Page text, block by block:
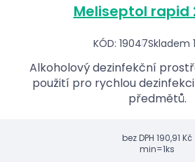
Meliseptol rapid
KÓD: 19047Skladem
Alkoholový dezinfekční
použití pro rychlou
předmětů.
bez DPH 190,91 Kč
min=1ks